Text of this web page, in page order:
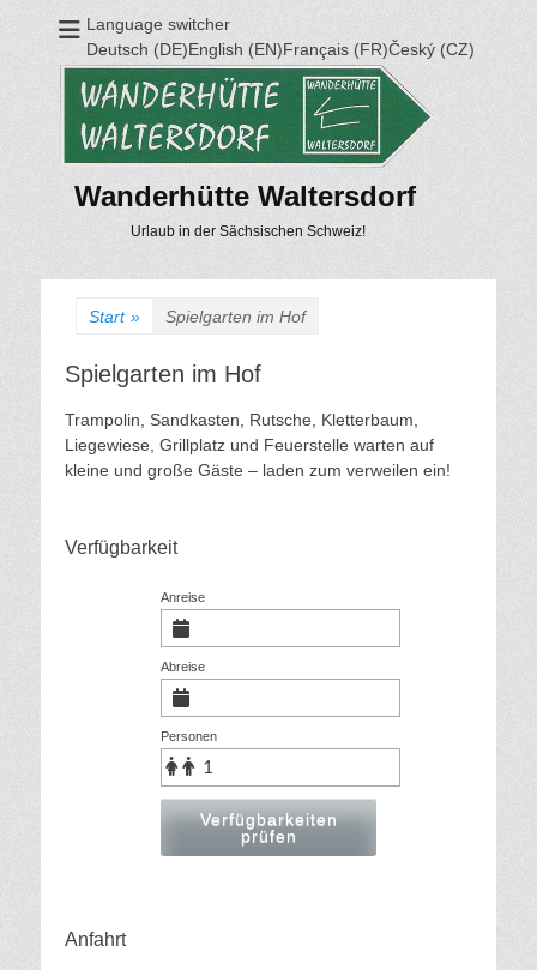
Language switcher
Deutsch (DE)English (EN)Français (FR)Český (CZ)
Wanderhütte Waltersdorf
Urlaub in der Sächsischen Schweiz!
Start » Spielgarten im Hof
Spielgarten im Hof
Trampolin, Sandkasten, Rutsche, Kletterbaum,
Liegewiese, Grillplatz und Feuerstelle warten auf
kleine und große Gäste – laden zum verweilen ein!
Verfügbarkeit
Anreise
Abreise
Personen
Verfügbarkeiten
prüfen
Anfahrt